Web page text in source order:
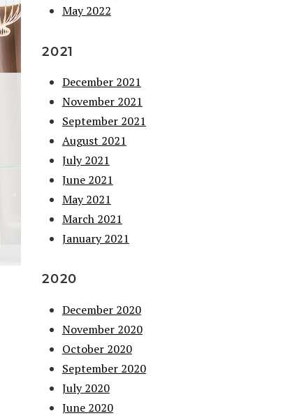
May 2022
2021
December 2021
November 2021
September 2021
August 2021
July 2021
June 2021
May 2021
March 2021
January 2021
2020
December 2020
November 2020
October 2020
September 2020
July 2020
June 2020